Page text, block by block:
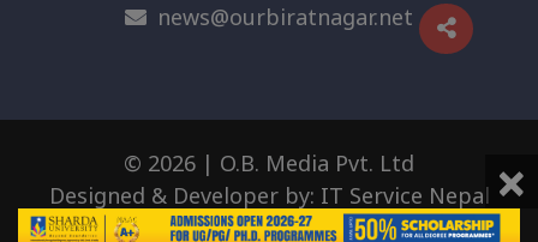
news@ourbiratnagar.net
© 2026 | O.B. Media Pvt. Ltd
Designed & Developer by: IT Service Nepal ×